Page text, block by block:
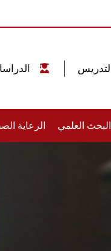
البحث العلمي الرعاية